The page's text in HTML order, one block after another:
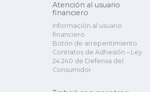
Atención al usuario
financiero
Información al usuario
financiero
Botón de arrepentimiento
Contratos de Adhesión – Ley
24.240 de Defensa del
Consumidor